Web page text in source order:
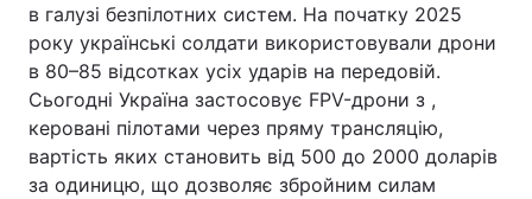
в галузі безпілотних систем. На початку 2025
року українські солдати використовували дрони
в 80–85 відсотках усіх ударів на передовій.
Сьогодні Україна застосовує FPV-дрони з ,
керовані пілотами через пряму трансляцію,
вартість яких становить від 500 до 2000 доларів
за одиницю, що дозволяє збройним силам